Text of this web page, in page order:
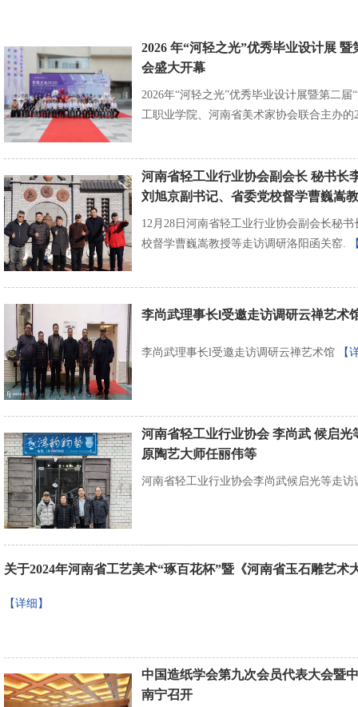
2026 年“河轻之光”优秀毕业设计展
会盛大开幕
2026年“河轻之光”优秀毕业设计展暨第二
工职业学院、河南省美术家协会联合主办
河南省轻工业行业协会副会长 秘书长
刘旭京副书记、省委党校督学曹巍嵩
12月28日河南省轻工业行业协会副会长秘
校督学曹巍嵩教授等走访调研洛阳函关窑.
李尚武理事长l受邀走访调研云禅艺术
李尚武理事长l受邀走访调研云禅艺术馆 【
河南省轻工业行业协会 李尚武 候启
原陶艺大师任丽伟等
河南省轻工业行业协会李尚武候启光等走
关于2024年河南省工艺美术“琢百花杯”暨《河南省玉石雕艺术
【详细】
中国造纸学会第九次会员代表大会暨
南宁召开